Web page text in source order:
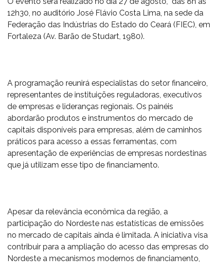
12h30, no auditório José Flávio Costa Lima, na sede da
Federação das Indústrias do Estado do Ceará (FIEC), em
Fortaleza (Av. Barão de Studart, 1980).
A programação reunirá especialistas do setor financeiro,
representantes de instituições reguladoras, executivos
de empresas e lideranças regionais. Os painéis
abordarão produtos e instrumentos do mercado de
capitais disponíveis para empresas, além de caminhos
práticos para acesso a essas ferramentas, com
apresentação de experiências de empresas nordestinas
que já utilizam esse tipo de financiamento.
Apesar da relevância econômica da região, a
participação do Nordeste nas estatísticas de emissões
no mercado de capitais ainda é limitada. A iniciativa visa
contribuir para a ampliação do acesso das empresas do
Nordeste a mecanismos modernos de financiamento,